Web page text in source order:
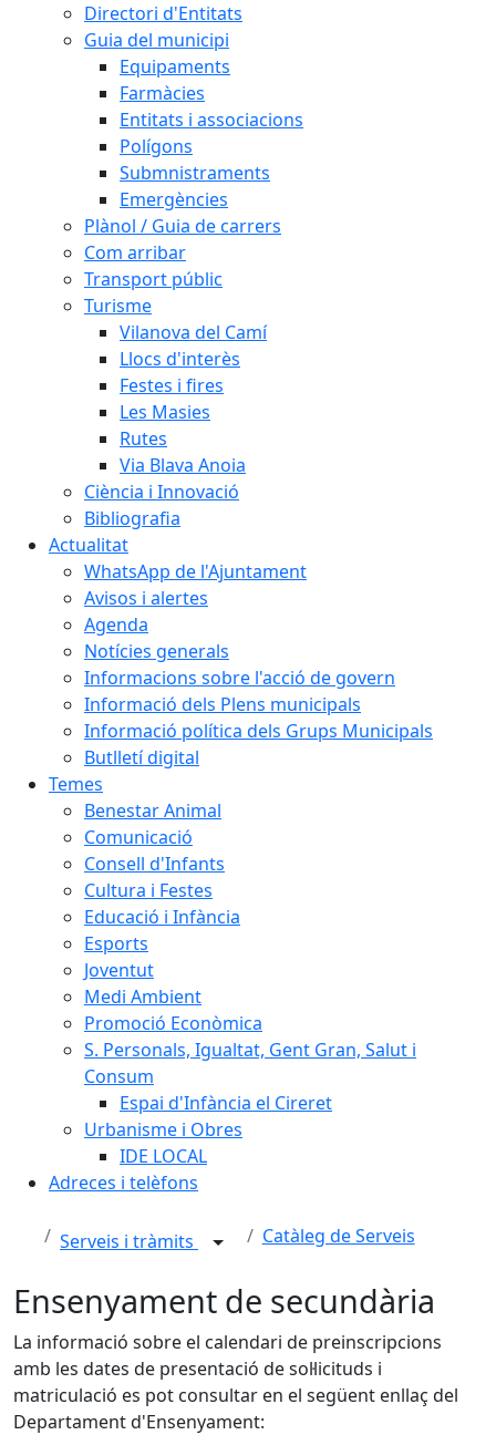
Directori d'Entitats
Guia del municipi
Equipaments
Farmàcies
Entitats i associacions
Polígons
Submnistraments
Emergències
Plànol / Guia de carrers
Com arribar
Transport públic
Turisme
Vilanova del Camí
Llocs d'interès
Festes i fires
Les Masies
Rutes
Via Blava Anoia
Ciència i Innovació
Bibliografia
Actualitat
WhatsApp de l'Ajuntament
Avisos i alertes
Agenda
Notícies generals
Informacions sobre l'acció de govern
Informació dels Plens municipals
Informació política dels Grups Municipals
Butlletí digital
Temes
Benestar Animal
Comunicació
Consell d'Infants
Cultura i Festes
Educació i Infància
Esports
Joventut
Medi Ambient
Promoció Econòmica
S. Personals, Igualtat, Gent Gran, Salut i
Consum
Espai d'Infància el Cireret
Urbanisme i Obres
IDE LOCAL
Adreces i telèfons
Serveis i tràmits Catàleg de Serveis
Ensenyament de secundària
La informació sobre el calendari de preinscripcions
amb les dates de presentació de sol·licituds i
matriculació es pot consultar en el següent enllaç del
Departament d'Ensenyament: